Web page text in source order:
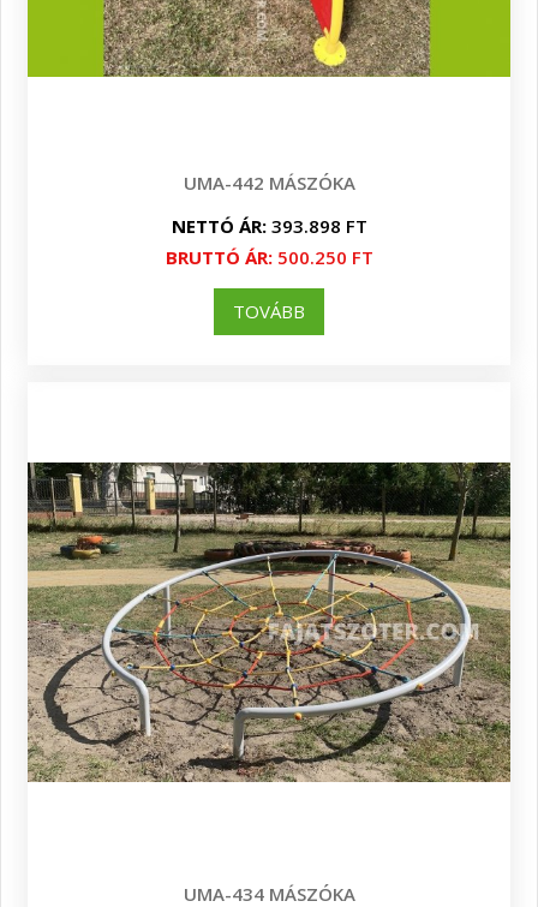
UMA-442 MÁSZÓKA
NETTÓ ÁR:393.898 FT
BRUTTÓ ÁR:500.250 FT
TOVÁBB
UMA-434 MÁSZÓKA